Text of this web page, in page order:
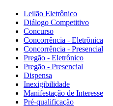
Leilão Eletrônico
Diálogo Competitivo
Concurso
Concorrência - Eletrônica
Concorrência - Presencial
Pregão - Eletrônico
Pregão - Presencial
Dispensa
Inexigibilidade
Manifestação de Interesse
Pré-qualificação